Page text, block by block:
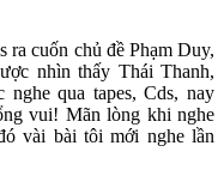
ra cuốn chủ đề Phạm Duy,
nhìn thấy Thái Thanh,
qua tapes, Cds, nay
vui! Mãn lòng khi nghe
vài bài tôi mới nghe lần